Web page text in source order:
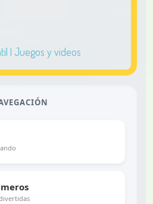
| Juegos y videos